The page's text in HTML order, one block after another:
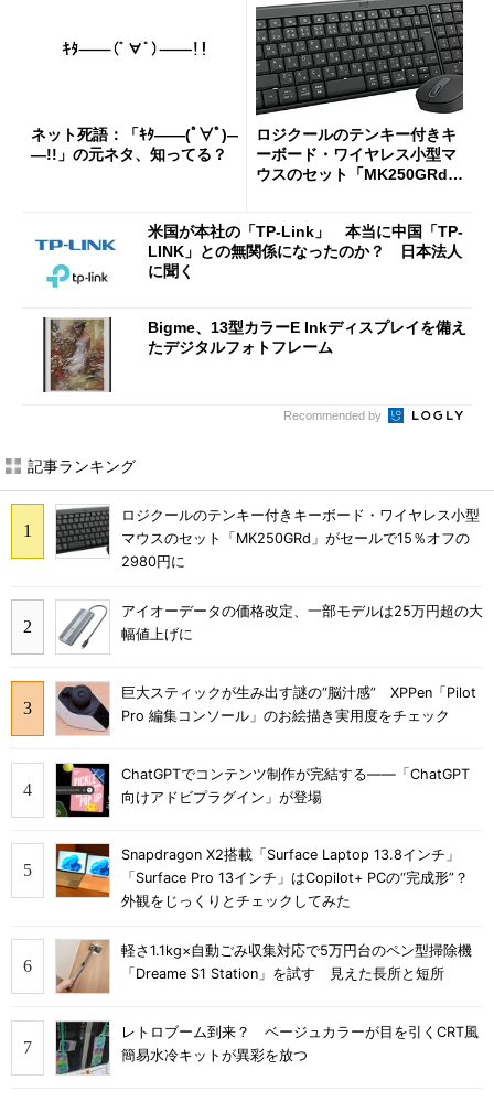
ネット死語：「ｷﾀ――(ﾟ∀ﾟ)―
―!!」の元ネタ、知ってる？
ロジクールのテンキー付きキ
ーボード・ワイヤレス小型マ
ウスのセット「MK250GRd」
米国が本社の「TP-Link」 本当に中国「TP-
LINK」との無関係になったのか？ 日本法人
に聞く
Bigme、13型カラーE Inkディスプレイを備え
たデジタルフォトフレーム
Recommended by
記事ランキング
ロジクールのテンキー付きキーボード・ワイヤレス小型
マウスのセット「MK250GRd」がセールで15％オフの
2980円に
アイオーデータの価格改定、一部モデルは25万円超の大
幅値上げに
巨大スティックが生み出す謎の“脳汁感” XPPen「Pilot
Pro 編集コンソール」のお絵描き実用度をチェック
ChatGPTでコンテンツ制作が完結する――「ChatGPT
向けアドビプラグイン」が登場
Snapdragon X2搭載「Surface Laptop 13.8インチ」
「Surface Pro 13インチ」はCopilot+ PCの“完成形”？
外観をじっくりとチェックしてみた
軽さ1.1kg×自動ごみ収集対応で5万円台のペン型掃除機
「Dreame S1 Station」を試す 見えた長所と短所
レトロブーム到来？ ベージュカラーが目を引くCRT風
簡易水冷キットが異彩を放つ